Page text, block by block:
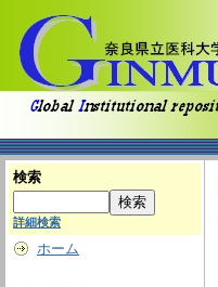
検索
詳細検索
ホーム